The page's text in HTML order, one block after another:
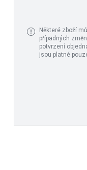
Některé zboží
případných
potvrzení
jsou platné